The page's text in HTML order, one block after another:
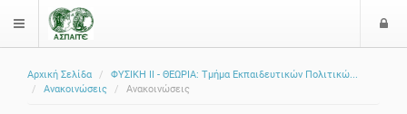
$langMenu
Αρχική Σελίδα
ΦΥΣΙΚΗ ΙΙ - ΘΕΩΡΙΑ: Τμήμα Εκπαιδευτικών Πολιτικώ...
Ανακοινώσεις
Ανακοινώσεις